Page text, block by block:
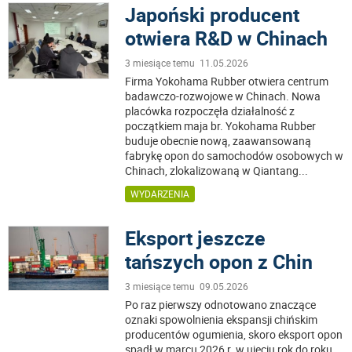
Japoński producent
otwiera R&D w Chinach
3 miesiące temu 11.05.2026
Firma Yokohama Rubber otwiera centrum
badawczo-rozwojowe w Chinach. Nowa
placówka rozpoczęła działalność z
początkiem maja br. Yokohama Rubber
buduje obecnie nową, zaawansowaną
fabrykę opon do samochodów osobowych w
Chinach, zlokalizowaną w Qiantang...
WYDARZENIA
Eksport jeszcze
tańszych opon z Chin
3 miesiące temu 09.05.2026
Po raz pierwszy odnotowano znaczące
oznaki spowolnienia ekspansji chińskim
producentów ogumienia, skoro eksport opon